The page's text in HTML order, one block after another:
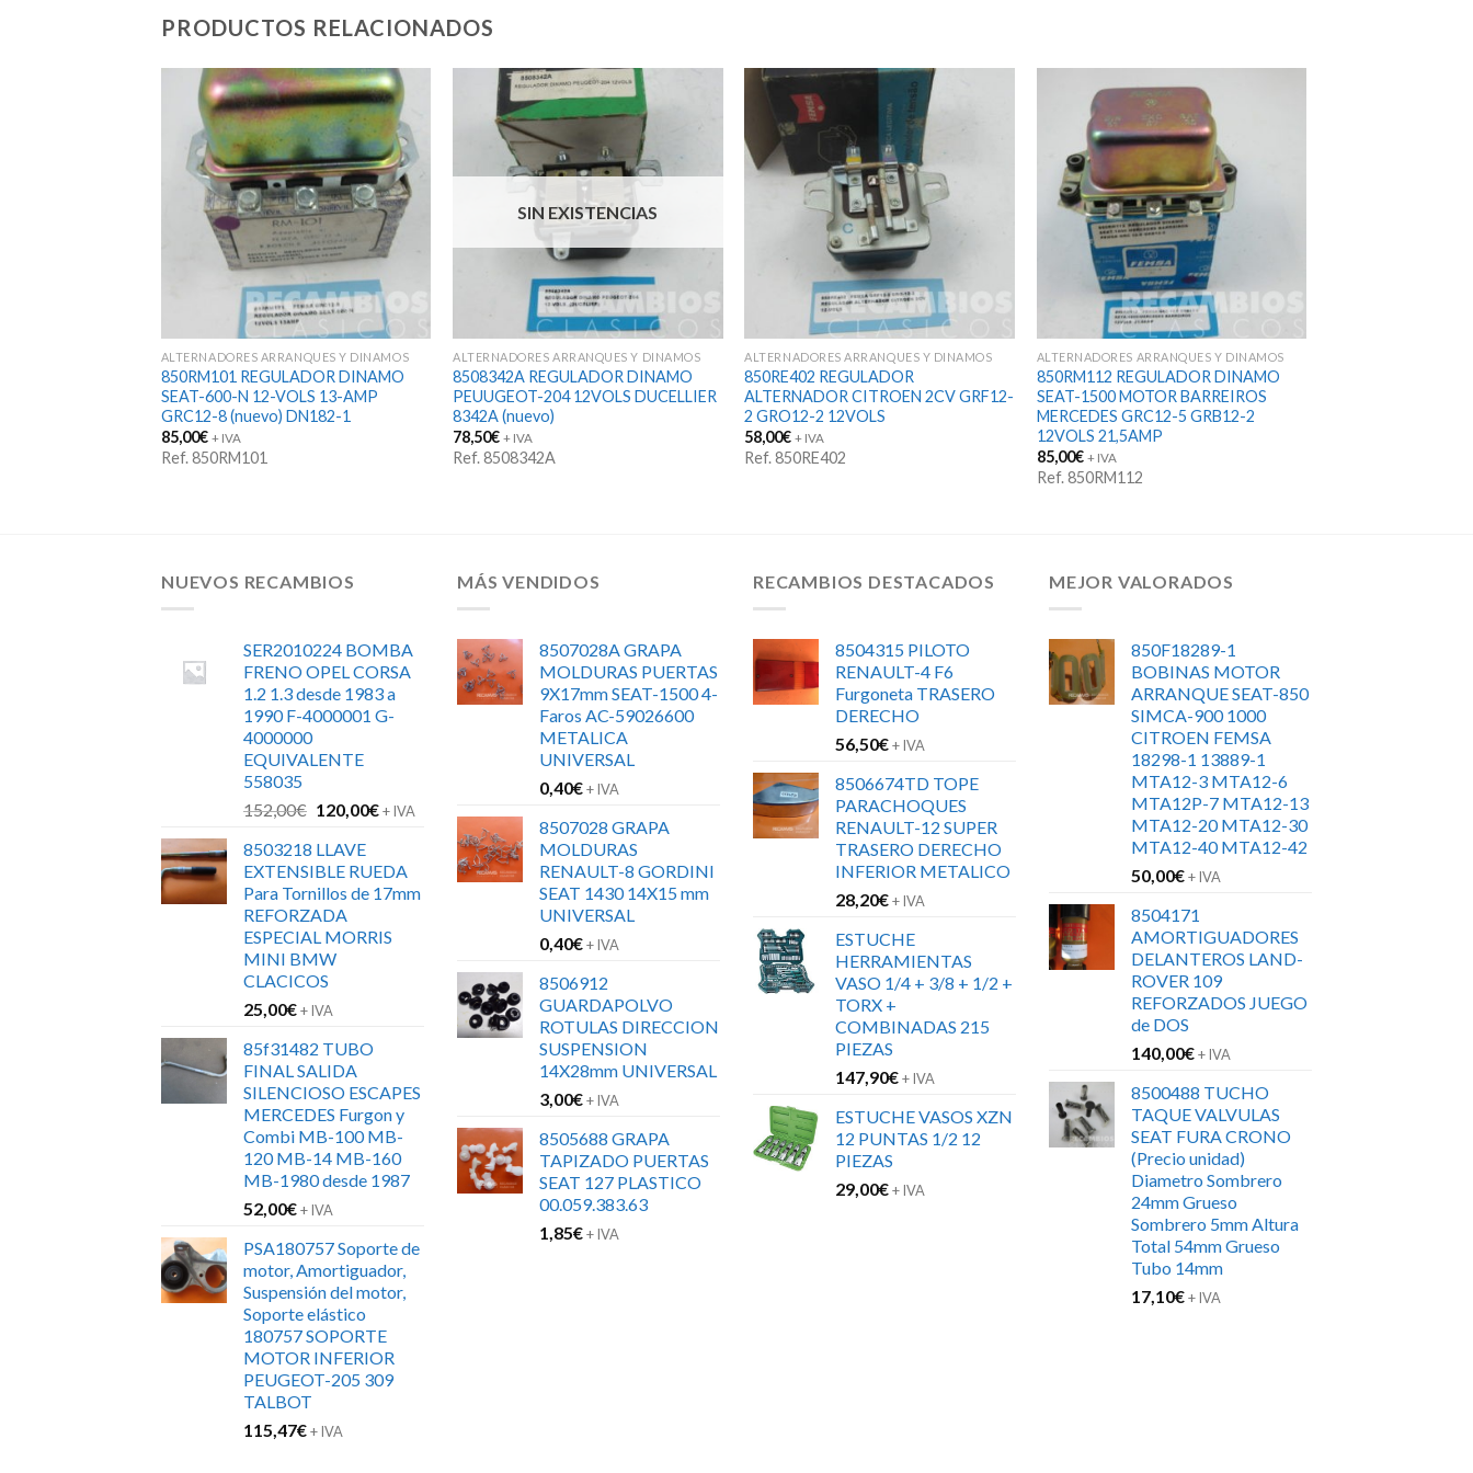
PRODUCTOS RELACIONADOS
ALTERNADORES ARRANQUES Y DINAMOS
850RM101 REGULADOR DINAMO
SEAT-600-N 12-VOLS 13-AMP
GRC12-8 (nuevo) DN182-1
85,00€ + IVA
Ref. 850RM101
SIN EXISTENCIAS
ALTERNADORES ARRANQUES Y DINAMOS
8508342A REGULADOR DINAMO
PEUUGEOT-204 12VOLS DUCELLIER
8342A (nuevo)
78,50€ + IVA
Ref. 8508342A
ALTERNADORES ARRANQUES Y DINAMOS
850RE402 REGULADOR
ALTERNADOR CITROEN 2CV GRF12-
2 GRO12-2 12VOLS
58,00€ + IVA
Ref. 850RE402
ALTERNADORES ARRANQUES Y DINAMOS
850RM112 REGULADOR DINAMO
SEAT-1500 MOTOR BARREIROS
MERCEDES GRC12-5 GRB12-2
12VOLS 21,5AMP
85,00€ + IVA
Ref. 850RM112
NUEVOS RECAMBIOS
SER2010224 BOMBA
FRENO OPEL CORSA
1.2 1.3 desde 1983 a
1990 F-4000001 G-
4000000
EQUIVALENTE
558035
152,00€ El
original
era:
152,00€.
120,00€El
es:
120,00€.
+ IVA
8503218 LLAVE
EXTENSIBLE RUEDA
Para Tornillos de 17mm
REFORZADA
ESPECIAL MORRIS
MINI BMW
CLACICOS
25,00€+ IVA
85f31482 TUBO
FINAL SALIDA
SILENCIOSO ESCAPES
MERCEDES Furgon y
Combi MB-100 MB-
120 MB-14 MB-160
MB-1980 desde 1987
52,00€+ IVA
PSA180757 Soporte de
motor, Amortiguador,
Suspensión del motor,
Soporte elástico
180757 SOPORTE
MOTOR INFERIOR
PEUGEOT-205 309
TALBOT
115,47€+ IVA
MÁS VENDIDOS
8507028A GRAPA
MOLDURAS PUERTAS
9X17mm SEAT-1500 4-
Faros AC-59026600
METALICA
UNIVERSAL
0,40€+ IVA
8507028 GRAPA
MOLDURAS
RENAULT-8 GORDINI
SEAT 1430 14X15 mm
UNIVERSAL
0,40€+ IVA
8506912
GUARDAPOLVO
ROTULAS DIRECCION
SUSPENSION
14X28mm UNIVERSAL
3,00€+ IVA
8505688 GRAPA
TAPIZADO PUERTAS
SEAT 127 PLASTICO
00.059.383.63
1,85€+ IVA
RECAMBIOS DESTACADOS
8504315 PILOTO
RENAULT-4 F6
Furgoneta TRASERO
DERECHO
56,50€+ IVA
8506674TD TOPE
PARACHOQUES
RENAULT-12 SUPER
TRASERO DERECHO
INFERIOR METALICO
28,20€+ IVA
ESTUCHE
HERRAMIENTAS
VASO 1/4 + 3/8 + 1/2 +
TORX +
COMBINADAS 215
PIEZAS
147,90€+ IVA
ESTUCHE VASOS XZN
12 PUNTAS 1/2 12
PIEZAS
29,00€+ IVA
MEJOR VALORADOS
850F18289-1
BOBINAS MOTOR
ARRANQUE SEAT-850
SIMCA-900 1000
CITROEN FEMSA
18298-1 13889-1
MTA12-3 MTA12-6
MTA12P-7 MTA12-13
MTA12-20 MTA12-30
MTA12-40 MTA12-42
50,00€+ IVA
8504171
AMORTIGUADORES
DELANTEROS LAND-
ROVER 109
REFORZADOS JUEGO
de DOS
140,00€+ IVA
8500488 TUCHO
TAQUE VALVULAS
SEAT FURA CRONO
(Precio unidad)
Diametro Sombrero
24mm Grueso
Sombrero 5mm Altura
Total 54mm Grueso
Tubo 14mm
17,10€+ IVA